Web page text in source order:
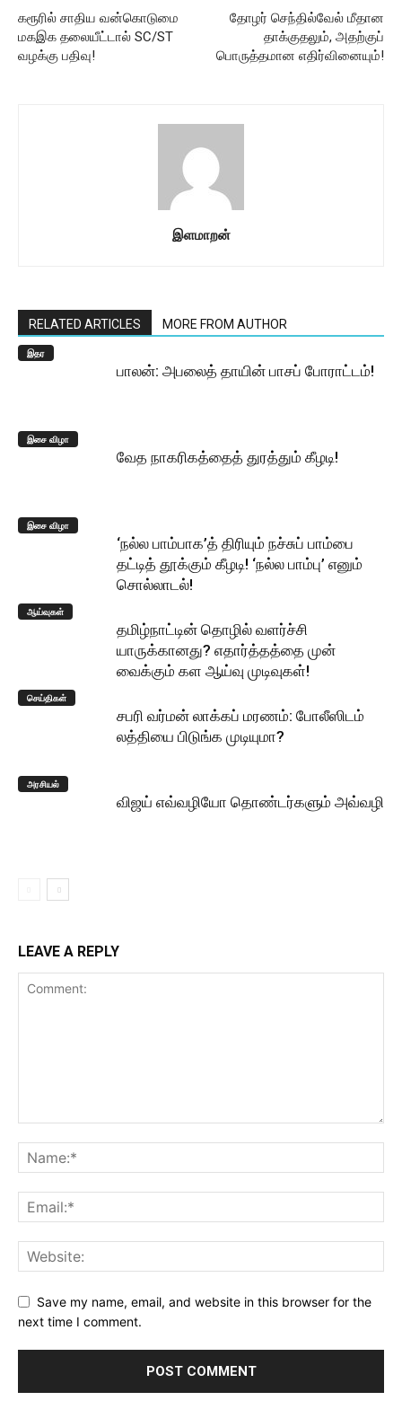
கரூரில் சாதிய வன்கொடுமை
மகஇக தலையீட்டால் SC/ST
வழக்கு பதிவு!
தோழர் செந்தில்வேல் மீதான
தாக்குதலும், அதற்குப்
பொருத்தமான எதிர்வினையும்!
இளமாறன்
RELATED ARTICLES MORE FROM AUTHOR
இதர
பாலன்: அபலைத் தாயின் பாசப் போராட்டம்!
இசை விழா
வேத நாகரிகத்தைத் துரத்தும் கீழடி!
இசை விழா
‘நல்ல பாம்பாக’த் திரியும் நச்சுப் பாம்பை
தட்டித் தூக்கும் கீழடி! ‘நல்ல பாம்பு’ எனும்
சொல்லாடல்!
ஆய்வுகள்
தமிழ்நாட்டின் தொழில் வளர்ச்சி
யாருக்கானது? எதார்த்தத்தை முன்
வைக்கும் கள ஆய்வு முடிவுகள்!
செய்திகள்
சபரி வர்மன் லாக்கப் மரணம்: போலீஸிடம்
லத்தியை பிடுங்க முடியுமா?
அரசியல்
விஜய் எவ்வழியோ தொண்டர்களும் அவ்வழி
LEAVE A REPLY
Save my name, email, and website in this browser for the
next time I comment.